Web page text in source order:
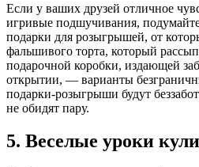
Если у ваших друзей отличное
игривые подшучивания,
подарки для розыгрышей, от
фальшивого торта, который
подарочной коробки, издающей
открытии, — варианты
подарки-розыгрыши будут
не обидят пару.
5. Веселые уроки